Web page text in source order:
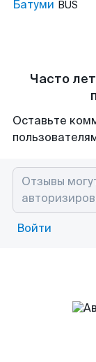
Батуми BUS
Часто
Оставьте
Войти